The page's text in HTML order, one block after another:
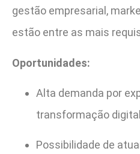
gestão empresarial,
estão entre as mais
Oportunidades:
Alta demanda por
transformação
Possibilidade de